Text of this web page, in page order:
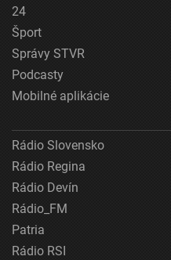
24
Šport
Správy STVR
Podcasty
Mobilné aplikácie
Rádio Slovensko
Rádio Regina
Rádio Devín
Rádio_FM
Patria
Rádio RSI